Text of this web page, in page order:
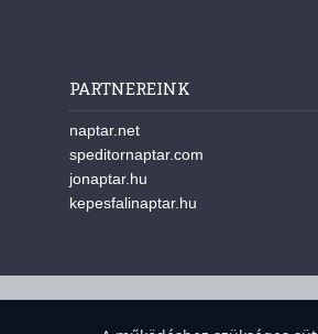
PARTNEREINK
naptar.net
speditornaptar.com
jonaptar.hu
kepesfalinaptar.hu